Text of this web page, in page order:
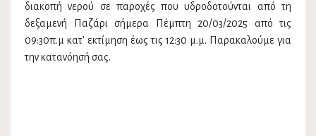
διακοπή νερού σε παροχές που υδροδοτούνται από τη
δεξαμενή Παζάρι σήμερα Πέμπτη 20/03/2025 από τις
09:30π.μ κατ' εκτίμηση έως τις 12:30 μ.μ. Παρακαλούμε για
την κατανόησή σας.